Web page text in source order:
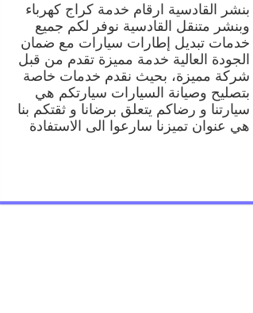
بنشر القادسية ارقام خدمة كراج كهرباء
وبنشر متنقل القادسية نوفر لكم جميع
خدمات تبديل إطارات سيارات مع ضمان
الجودة العالية خدمة مميزة تقدم من قبل
شركة مميزة، بحيث نقدم خدمات خاصة
بتصليح وصيانة السيارات سيارتكم هي
سيارتنا و رضاكم يتعلق برضانا و ثقتكم بنا
هي عنوان تميزنا سارعوا الى الاستفادة